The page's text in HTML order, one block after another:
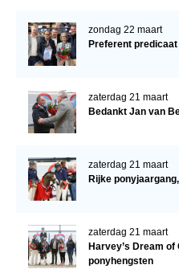
zondag 22 maart
Preferent predicaat
zaterdag 21 maart
Bedankt Jan van
zaterdag 21 maart
Rijke
zaterdag 21 maart
Harvey’s Dream
ponyhengsten